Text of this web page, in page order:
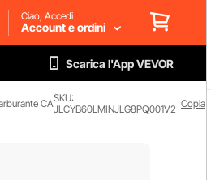
Ciao, Accedi
Account e ordini
Scarica l'App VEVOR
CASKU:
JLCYB60LMINJLG8PQ001V2 Copia